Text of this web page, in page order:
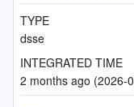
TYPE
dsse
INTEGRATED TIME
2 months ago (2026-